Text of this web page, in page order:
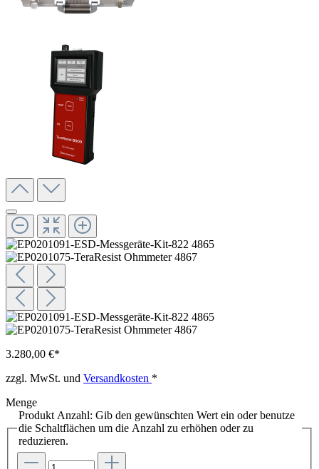
3.280,00 €*
zzgl. MwSt. und Versandkosten *
Menge
Produkt Anzahl: Gib den gewünschten Wert ein oder benutze
die Schaltflächen um die Anzahl zu erhöhen oder zu
reduzieren.